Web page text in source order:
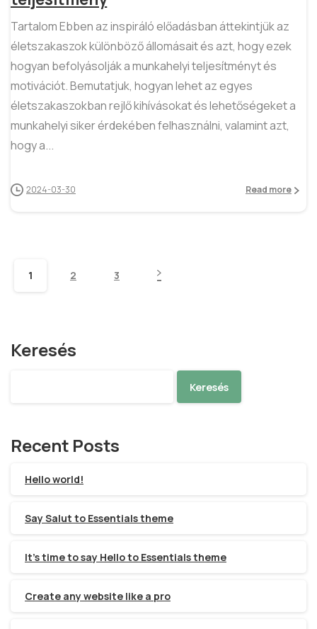
Tartalom Ebben az inspiráló előadásban áttekintjük az
életszakaszok különböző állomásait és azt, hogy ezek
hogyan befolyásolják a munkahelyi teljesítményt és
motivációt. Bemutatjuk, hogyan lehet az egyes
életszakaszokban rejlő kihívásokat és lehetőségeket a
munkahelyi siker érdekében felhasználni, valamint azt,
hogy a...
2024-03-30 Read more
1 2 3
Keresés
Keresés
Recent Posts
Hello world!
Say Salut to Essentials theme
It’s time to say Hello to Essentials theme
Create any website like a pro